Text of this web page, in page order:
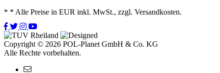
* * Alle Preise in EUR inkl. MwSt., zzgl. Versandkosten.
Copyright © 2026 POL-Planet GmbH & Co. KG
Alle Rechte vorbehalten.